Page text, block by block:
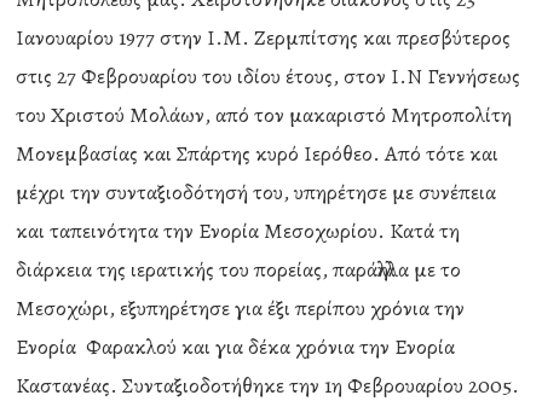
Ιανουαρίου 1977 στην Ι.Μ. Ζερμπίτσης και πρεσβύτερος
στις 27 Φεβρουαρίου του ιδίου έτους, στον Ι.Ν Γεννήσεως
του Χριστού Μολάων, από τον μακαριστό Μητροπολίτη
Μονεμβασίας και Σπάρτης κυρό Ιερόθεο. Από τότε και
μέχρι την συνταξιοδότησή του, υπηρέτησε με συνέπεια
και ταπεινότητα την Ενορία Μεσοχωρίου. Κατά τη
διάρκεια της ιερατικής του πορείας, παράλληλα με το
Μεσοχώρι, εξυπηρέτησε για έξι περίπου χρόνια την
Ενορία Φαρακλού και για δέκα χρόνια την Ενορία
Καστανέας. Συνταξιοδοτήθηκε την 1η Φεβρουαρίου 2005.